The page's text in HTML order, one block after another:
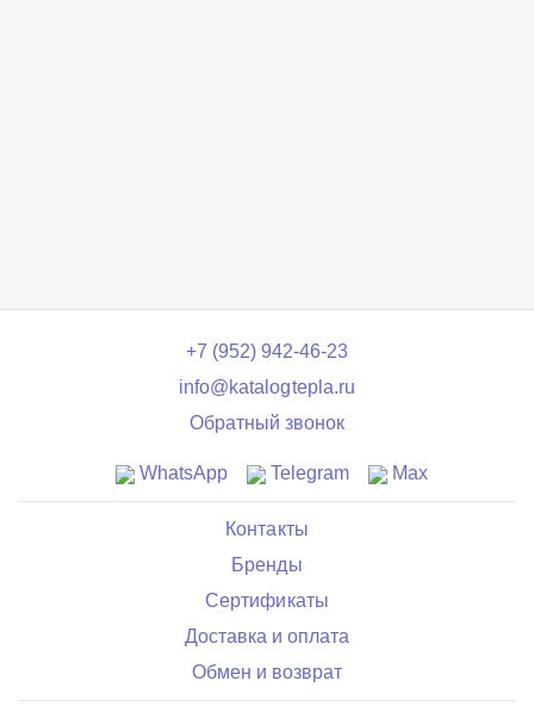
+7 (952) 942-46-23
info@katalogtepla.ru
Обратный звонок
WhatsApp Telegram Max
Контакты
Бренды
Сертификаты
Доставка и оплата
Обмен и возврат